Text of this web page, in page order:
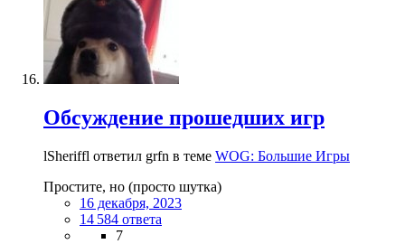
Обсуждение прошедших игр
lSheriffl ответил grfn в теме WOG: Большие Игры
Простите, но (просто шутка)
16 декабря, 2023
14 584 ответа
7